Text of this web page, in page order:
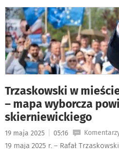
Trzaskowski w
– mapa wyborcza
skierniewickiego
19 maja 2025 05:16
19 maja 2025 r. – Rafał